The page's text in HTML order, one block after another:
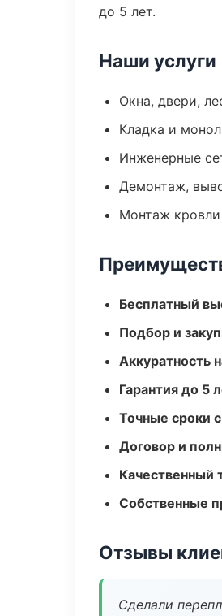
до 5 лет.
Наши услуги
Окна, двери,
Кладка и
Инженерные
Демонтаж,
Монтаж
Бесплатный
Подбор и
Аккуратность
Гарантия до 5
Точные сроки
Договор и
Качественный
Собственные
Отзывы
Сделали